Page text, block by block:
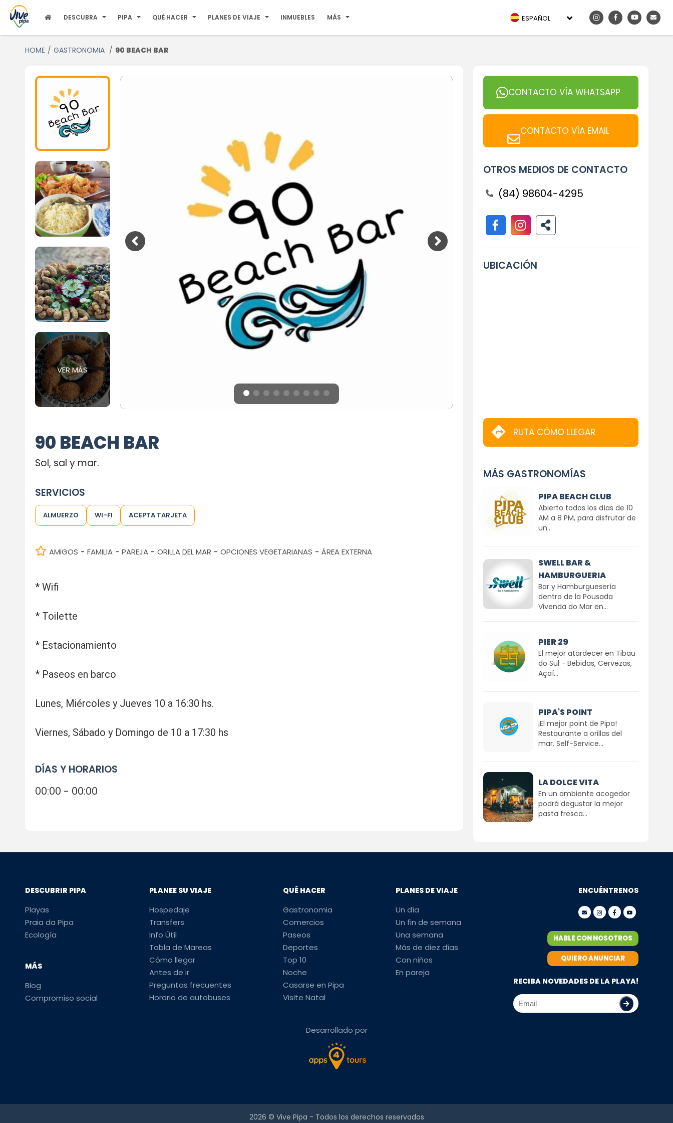
DESCUBRA PIPA QUÉ HACER PLANES DE VIAJE INMUEBLES MÁS ESPAÑOL
HOME GASTRONOMIA 90 BEACH BAR
VER MÁS
90 BEACH BAR
Sol, sal y mar.
SERVICIOS
ALMUERZO WI-FI ACEPTA TARJETA
AMIGOS - FAMILIA - PAREJA - ORILLA DEL MAR - OPCIONES VEGETARIANAS - ÁREA EXTERNA
* Wifi
* Toilette
* Estacionamiento
* Paseos en barco
Lunes, Miércoles y Jueves 10 a 16:30 hs.
Viernes, Sábado y Domingo de 10 a 17:30 hs
DÍAS Y HORARIOS
00:00 - 00:00
CONTACTO VÍA WHATSAPP
CONTACTO VÍA EMAIL
OTROS MEDIOS DE CONTACTO
(84) 98604-4295
UBICACIÓN
RUTA CÓMO LLEGAR
MÁS GASTRONOMÍAS
PIPA BEACH CLUB
Abierto todos los días de 10
AM a 8 PM, para disfrutar de
un...
SWELL BAR &
HAMBURGUERIA
Bar y Hamburguesería
dentro de la Pousada
Vivenda do Mar en...
PIER 29
El mejor atardecer en Tibau
do Sul - Bebidas, Cervezas,
Açaí...
PIPA'S POINT
¡El mejor point de Pipa!
Restaurante a orillas del
mar. Self-Service...
LA DOLCE VITA
En un ambiente acogedor
podrá degustar la mejor
pasta fresca...
DESCUBRIR PIPA
Playas
Praia da Pipa
Ecología
MÁS
Blog
Compromiso social
PLANEE SU VIAJE
Hospedaje
Transfers
Info Útil
Tabla de Mareas
Cómo llegar
Antes de ir
Preguntas frecuentes
Horario de autobuses
QUÉ HACER
Gastronomia
Comercios
Paseos
Deportes
Top 10
Noche
Casarse en Pipa
Visite Natal
PLANES DE VIAJE
Un día
Un fin de semana
Una semana
Más de diez días
Con niños
En pareja
ENCUÉNTRENOS
HABLE CON NOSOTROS
QUIERO ANUNCIAR
RECIBA NOVEDADES DE LA PLAYA!
Desarrollado por
2026 © Vive Pipa - Todos los derechos reservados